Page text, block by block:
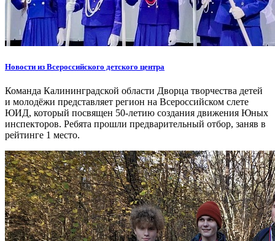
Новости из Всероссийского детского центра
Команда Калининградской области Дворца творчества детей
и молодёжи представляет регион на Всероссийском слете
ЮИД, который посвящен 50-летию создания движения Юных
инспекторов. Ребята прошли предварительный отбор, заняв в
рейтинге 1 место.